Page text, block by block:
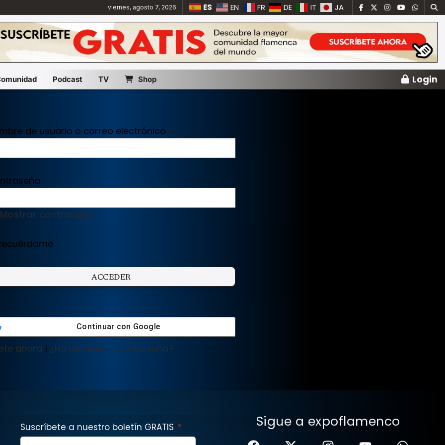
viernes, agosto 7, 2026 ES EN FR DE IT JA
Podcast TV Shop Login
de usuario o correo electrónico
Mostrar contraseña
Continuar con Google
ahora | ¿Ha perdido la contraseña?
Suscríbete a nuestro boletín GRATIS Sigue a expoflamenco